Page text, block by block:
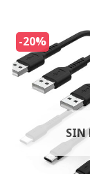
-20%
SIN